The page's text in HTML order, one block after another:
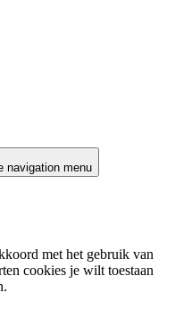
navigation menu
met het gebruik van
cookies je wilt toestaan